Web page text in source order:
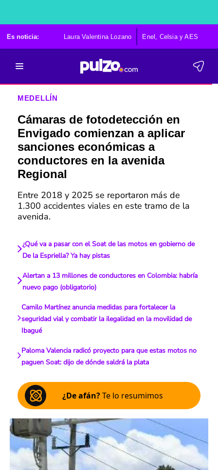
Es noticia: Laura Valentina Lozano Enel, Celsia y AES
MEDELLÍN
Cámaras de fotodetección en
Envigado comienzan a aplicar
sanciones económicas a
conductores en la avenida
Regional
Entre 2018 y 2025 se reportaron más de
1.300 accidentes viales en este tramo de la
avenida.
¿Qué va a pasar con el Soat de las motos en gobierno de
De la Espriella? Ya hay pistas
Alertan a 13 millones de conductores en Colombia: habría
nuevo pago (obligatorio)
Camilo Martínez anuncia medidas para fortalecer la
seguridad vial y combatir la ilegalidad en la movilidad de
Ibagué
Paloma Valencia radicó proyecto para que estas motos no
paguen Soat: dijo de dónde saldrá la plata
¿De afán?Te lo resumimos